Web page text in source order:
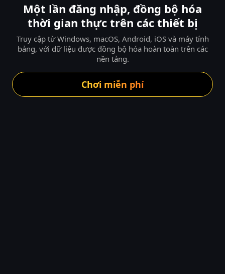
Một lần đăng nhập, đồng bộ hóa
thời gian thực trên các thiết bị
Truy cập từ Windows, macOS, Android, iOS và máy tính
bảng, với dữ liệu được đồng bộ hóa hoàn toàn trên các
nền tảng.
Chơi miễn phí